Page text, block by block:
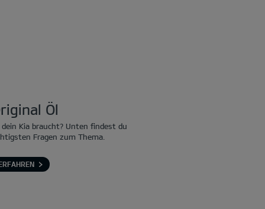
Öl
Kia braucht? Unten findest du
Fragen zum Thema.